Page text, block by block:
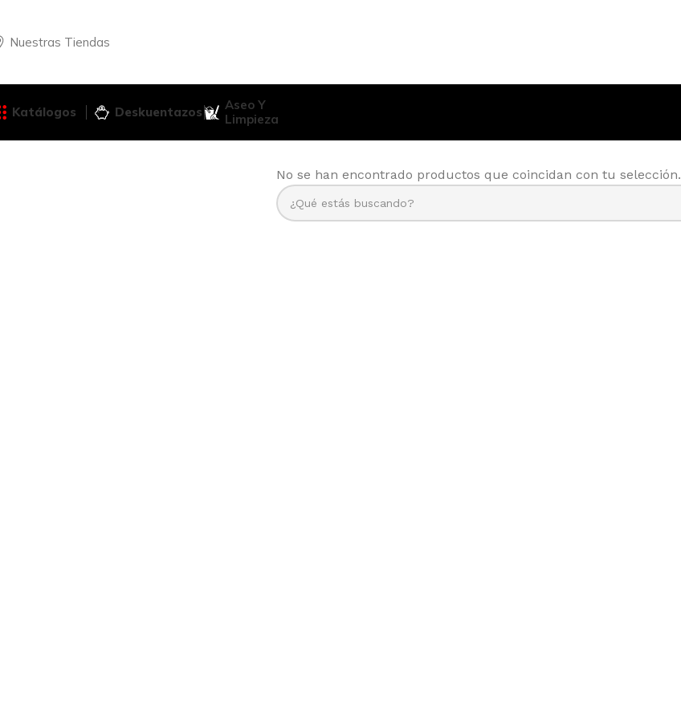
Nuestras Tiendas
Katálogos Deskuentazos
Aseo Y
Limpieza
No se han encontrado productos que coincidan con tu selección.